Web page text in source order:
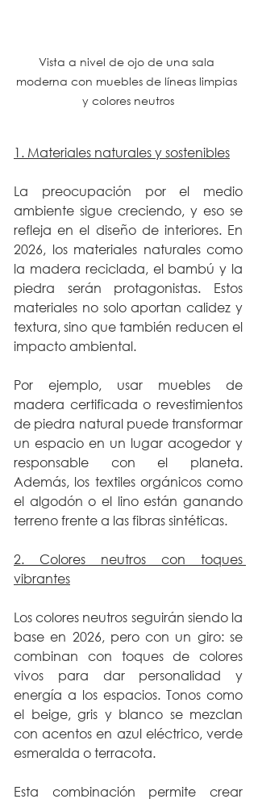
Vista a nivel de ojo de una sala
moderna con muebles de líneas limpias
y colores neutros
1. Materiales naturales y sostenibles
La preocupación por el medio
ambiente sigue creciendo, y eso se
refleja en el diseño de interiores. En
2026, los materiales naturales como
la madera reciclada, el bambú y la
piedra serán protagonistas. Estos
materiales no solo aportan calidez y
textura, sino que también reducen el
impacto ambiental.
Por ejemplo, usar muebles de
madera certificada o revestimientos
de piedra natural puede transformar
un espacio en un lugar acogedor y
responsable con el planeta.
Además, los textiles orgánicos como
el algodón o el lino están ganando
terreno frente a las fibras sintéticas.
2. Colores neutros con toques
vibrantes
Los colores neutros seguirán siendo la
base en 2026, pero con un giro: se
combinan con toques de colores
vivos para dar personalidad y
energía a los espacios. Tonos como
el beige, gris y blanco se mezclan
con acentos en azul eléctrico, verde
esmeralda o terracota.
Esta combinación permite crear